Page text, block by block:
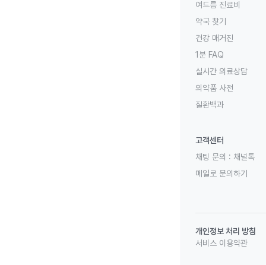
여드름 진료비
약국 찾기
건강 매거진
1분 FAQ
실시간 의료상담
의약품 사전
질환백과
고객센터
채팅 문의 : 채널톡
메일로 문의하기
개인정보 처리 방침
서비스 이용약관